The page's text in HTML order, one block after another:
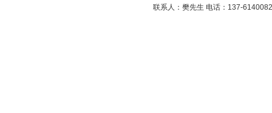
联系人：樊先生 电话：137-